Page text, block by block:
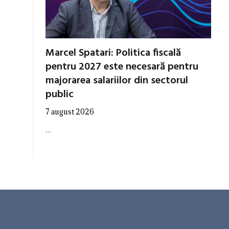
Marcel Spatari: Politica fiscală
pentru 2027 este necesară pentru
majorarea salariilor din sectorul
public
7 august 2026
…